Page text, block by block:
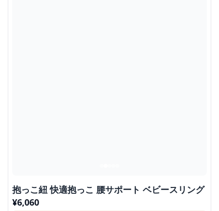
抱っこ紐 快適抱っこ 腰サポート ベビースリング
¥6,060